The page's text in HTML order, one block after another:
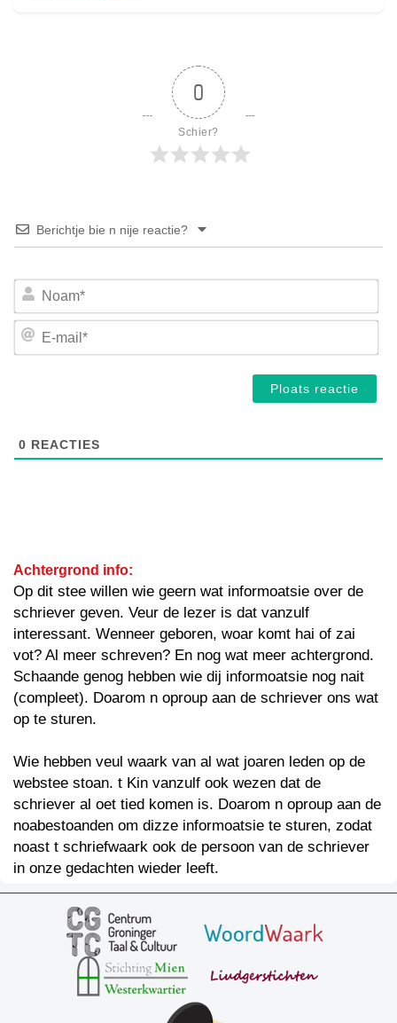
0
Schier?
Berichtje bie n nije reactie?
E-
0 REACTIES
Achtergrond info:
Op dit stee willen wie geern wat informoatsie over de
schriever geven. Veur de lezer is dat vanzulf
interessant. Wenneer geboren, woar komt hai of zai
vot? Al meer schreven? En nog wat meer achtergrond.
Schaande genog hebben wie dij informoatsie nog nait
(compleet). Doarom n oproup aan de schriever ons wat
op te sturen.
Wie hebben veul waark van al wat joaren leden op de
webstee stoan. t Kin vanzulf ook wezen dat de
schriever al oet tied komen is. Doarom n oproup aan de
noabestoanden om dizze informoatsie te sturen, zodat
noast t schriefwaark ook de persoon van de schriever
in onze gedachten wieder leeft.